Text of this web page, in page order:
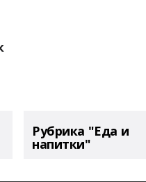
Рубрика "Еда и
напитки"